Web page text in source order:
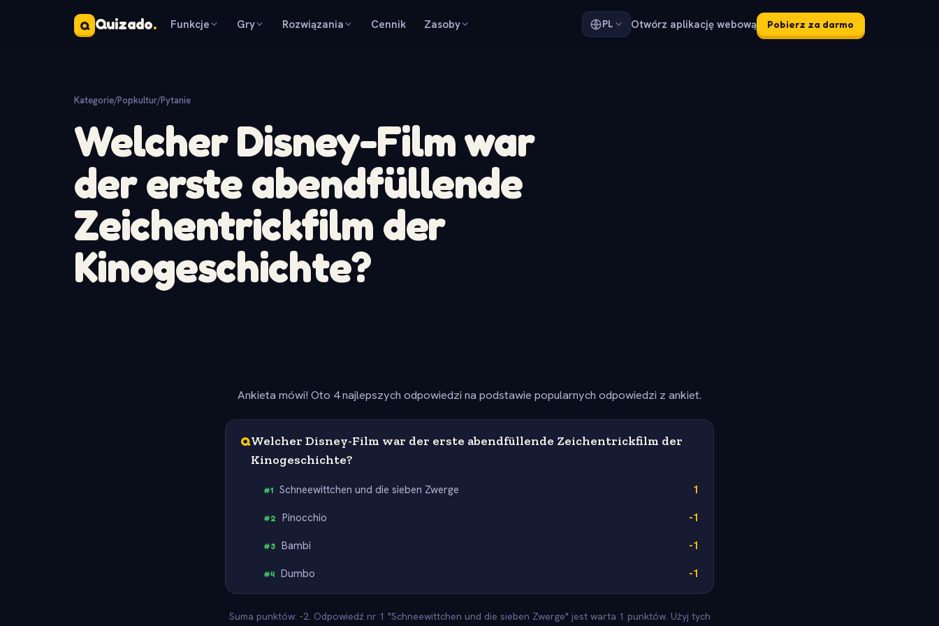
Q Quizado. Funkcje Gry Rozwiązania Cennik Zasoby PL Otwórz aplikację webową Pobierz za darmo
Kategorie/Popkultur/Pytanie
Welcher Disney-Film war
der erste abendfüllende
Zeichentrickfilm der
Kinogeschichte?
Ankieta mówi! Oto 4 najlepszych odpowiedzi na podstawie popularnych odpowiedzi z ankiet.
QWelcher Disney-Film war der erste abendfüllende Zeichentrickfilm der
Kinogeschichte?
#1 Schneewittchen und die sieben Zwerge 1
#2 Pinocchio -1
#3 Bambi -1
#4 Dumbo -1
Suma punktów: -2. Odpowiedź nr 1 "Schneewittchen und die sieben Zwerge" jest warta 1 punktów. Użyj tych